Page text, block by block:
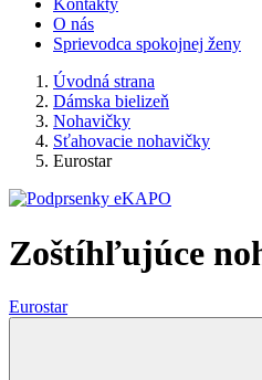
Kontakty
O nás
Sprievodca spokojnej ženy
Úvodná strana
Dámska bielizeň
Nohavičky
Sťahovacie nohavičky
Eurostar
Zoštíhľujúce
Eurostar